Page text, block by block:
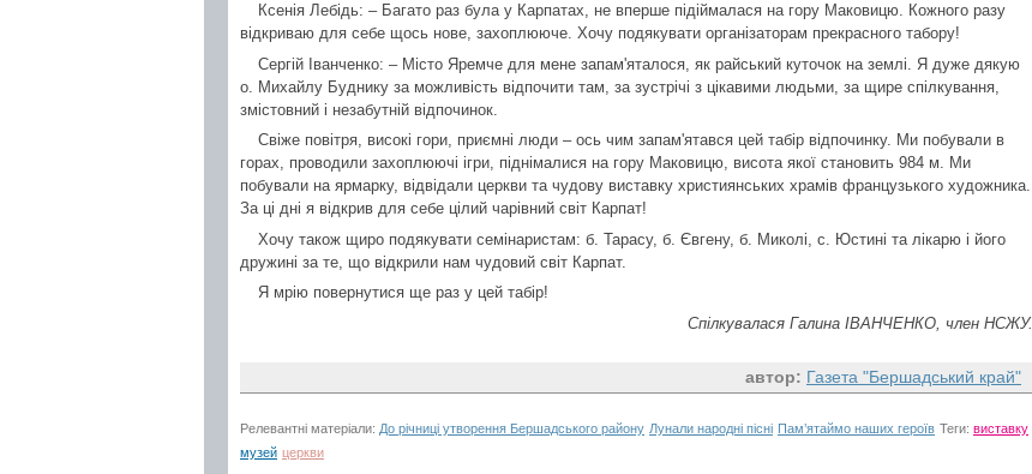
Ксенія Лебідь: – Багато раз була у Карпатах, не вперше підіймалася на гору Маковицю. Кожного разу
відкриваю для себе щось нове, захоплююче. Хочу подякувати організаторам прекрасного табору!
Сергій Іванченко: – Місто Яремче для мене запам'яталося, як райський куточок на землі. Я дуже дякую
о. Михайлу Буднику за можливість відпочити там, за зустрічі з цікавими людьми, за щире спілкування,
змістовний і незабутній відпочинок.
Свіже повітря, високі гори, приємні люди – ось чим запам'ятався цей табір відпочинку. Ми побували в
горах, проводили захоплюючі ігри, піднімалися на гору Маковицю, висота якої становить 984 м. Ми
побували на ярмарку, відвідали церкви та чудову виставку християнських храмів французького художника.
За ці дні я відкрив для себе цілий чарівний світ Карпат!
Хочу також щиро подякувати семінаристам: б. Тарасу, б. Євгену, б. Миколі, с. Юстині та лікарю і його
дружині за те, що відкрили нам чудовий світ Карпат.
Я мрію повернутися ще раз у цей табір!
Спілкувалася Галина ІВАНЧЕНКО, член НСЖУ.
автор: Газета "Бершадський край"
Релевантні матеріали: До річниці утворення Бершадського району Лунали народні пісні Пам’ятаймо наших героїв Теги: виставку
музей церкви